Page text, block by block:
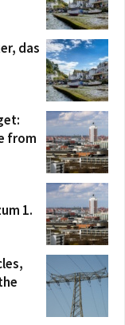
das
from
1.